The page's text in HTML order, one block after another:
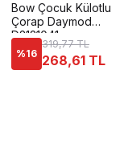
Bow Çocuk Külotlu
Çorap Daymod
D2121041
%16
319,77 TL
268,61 TL